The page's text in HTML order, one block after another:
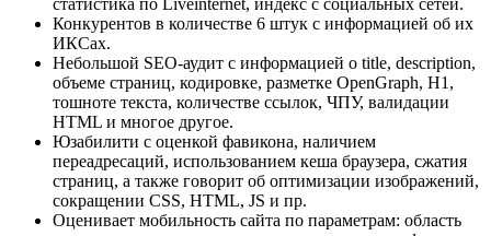
статистика по Liveinternet, индекс с социальных сетей.
Конкурентов в количестве 6 штук с информацией об их
ИКСах.
Небольшой SEO-аудит с информацией о title, description,
объеме страниц, кодировке, разметке OpenGraph, H1,
тошноте текста, количестве ссылок, ЧПУ, валидации
HTML и многое другое.
Юзабилити с оценкой фавикона, наличием
переадресаций, использованием кеша браузера, сжатия
страниц, а также говорит об оптимизации изображений,
сокращении CSS, HTML, JS и пр.
Оценивает мобильность сайта по параметрам: область